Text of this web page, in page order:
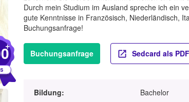
+
Durch mein Studium im Ausland spreche ich ein
gute Kenntnisse in Französisch, Niederländisch,
Buchungsanfrage!
Buchungsanfrage Sedcard als
Bildung:
Bachelor